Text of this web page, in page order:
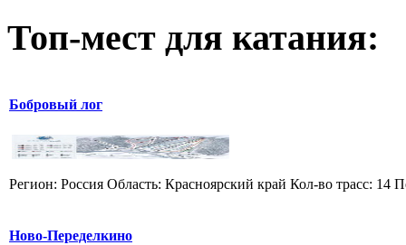
Топ-мест для катания:
Бобровый лог
Регион: Россия Область: Красноярский край Кол-во трасс:
Ново-Переделкино